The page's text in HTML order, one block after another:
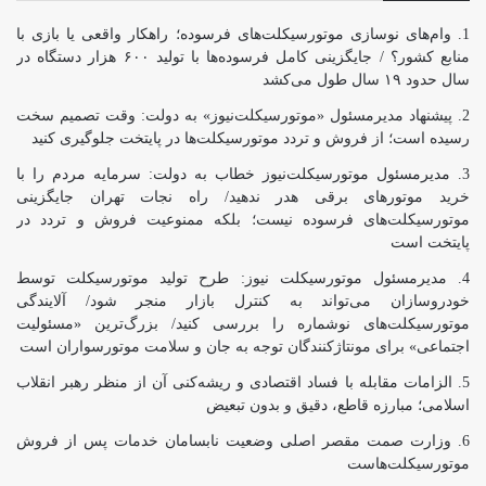
وام‌های نوسازی موتورسیکلت‌های فرسوده؛ راهکار واقعی یا بازی با
منابع کشور؟ / جایگزینی کامل فرسوده‌ها با تولید ۶۰۰ هزار دستگاه در
سال حدود ۱۹ سال طول می‌کشد
پیشنهاد مدیرمسئول «موتورسیکلت‌نیوز» به دولت: وقت تصمیم سخت
رسیده است؛ از فروش و تردد موتورسیکلت‌ها در پایتخت جلوگیری کنید
مدیرمسئول موتورسیکلت‌نیوز خطاب به دولت: سرمایه مردم را با
خرید موتورهای برقی هدر ندهید/ راه نجات تهران جایگزینی
موتورسیکلت‌های فرسوده نیست؛ بلکه ممنوعیت فروش و تردد در
پایتخت است
مدیرمسئول موتورسیکلت نیوز: طرح تولید موتورسیکلت توسط
خودروسازان می‌تواند به کنترل بازار منجر شود/ آلایندگی
موتورسیکلت‌های نوشماره را بررسی کنید/ بزرگ‌ترین «مسئولیت
اجتماعی» برای مونتاژکنندگان توجه به جان و سلامت موتورسواران است
الزامات مقابله با فساد اقتصادی و ریشه‌کنی آن از منظر رهبر انقلاب
اسلامی؛ مبارزه قاطع، دقیق و بدون تبعیض
وزارت صمت مقصر اصلی وضعیت نابسامان خدمات پس از فروش
موتورسیکلت‌هاست